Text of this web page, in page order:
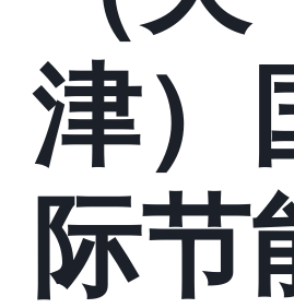
津）
际节